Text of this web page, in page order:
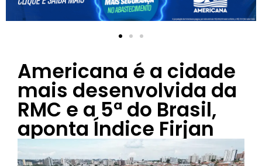
Americana é a cidade
mais desenvolvida da
RMC e a 5ª do Brasil,
aponta Índice Firjan